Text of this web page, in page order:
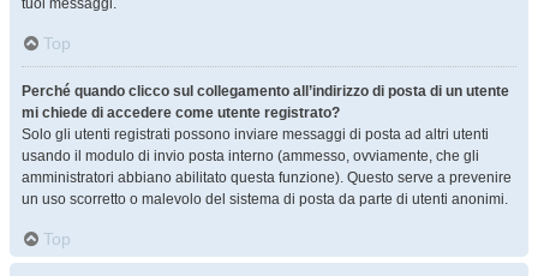
tuoi messaggi.
Top
Perché quando clicco sul collegamento all’indirizzo di posta di un utente
mi chiede di accedere come utente registrato?
Solo gli utenti registrati possono inviare messaggi di posta ad altri utenti
usando il modulo di invio posta interno (ammesso, ovviamente, che gli
amministratori abbiano abilitato questa funzione). Questo serve a prevenire
un uso scorretto o malevolo del sistema di posta da parte di utenti anonimi.
Top